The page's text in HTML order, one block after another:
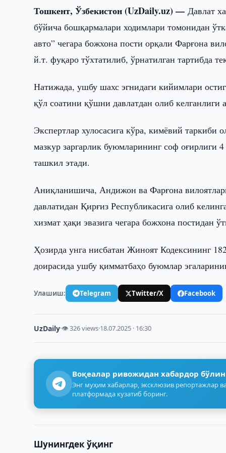
Тошкент, Ўзбекистон (UzDaily.uz) —Давлат
бўйича бошқармалари ходимлари томонидан
авто” чегара божхона пости орқали Фарғона
й.т. фуқаро тўхтатилиб, ўрнатилган тартибда
Натижада, ушбу шахс эгнидаги кийимлари
қўл соатини қўшни давлатдан олиб келганлиги
Экспертлар хулосасига кўра, кимёвий таркиби
мазкур заргарлик буюмларининг соф
ташкил этади.
Аниқланишича, Андижон ва Фарғона
давлатидан Қирғиз Республикасига олиб
хизмат ҳақи эвазига чегара божхона постидан
Ҳозирда унга нисбатан Жиноят Кодексининг
доирасида ушбу қимматбаҳо буюмлар
Улашиш: Telegram Twitter/X Facebook
UzDaily·👁 326 views·18.07.2025 · 16:30
Воқеалар ривожидан хабардор
Энг муҳим хабарлар, эксклюзив репортажлар
платформада кузатиб боринг.
Шунингдек ўқинг